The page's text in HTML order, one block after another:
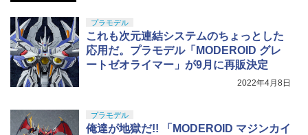
プラモデル
これも次元連結システムのちょっとした
応用だ。プラモデル「MODEROID グレ
ートゼオライマー」が9月に再販決定
2022年4月8日
プラモデル
俺達が地獄だ!! 「MODEROID マジンカイ